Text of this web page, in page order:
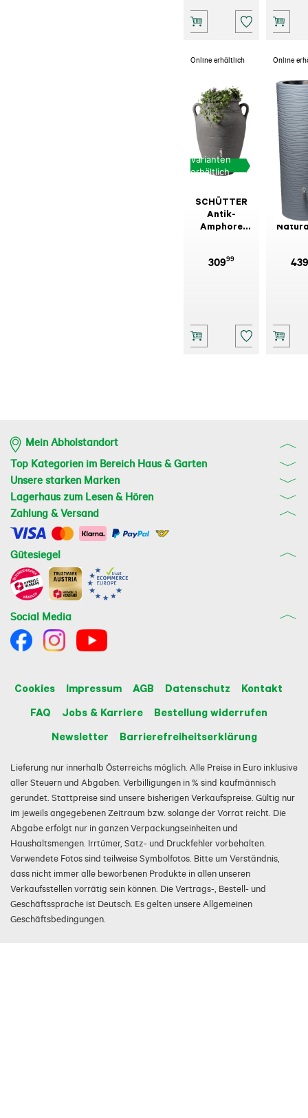
Online erhältlich
Varianten
erhältlich
SCHÜTTER
Antik-
Amphore
30999
Online
439
Mein Abholstandort
Top Kategorien im Bereich Haus & Garten
Unsere starken Marken
Lagerhaus zum Lesen & Hören
Zahlung & Versand
Gütesiegel
Social Media
Cookies Impressum AGB Datenschutz
Kontakt
FAQ
Jobs & Karriere
Bestellung widerrufen
Newsletter
Barrierefreiheitserklärung
Lieferung nur innerhalb Österreichs möglich. Alle Preise in Euro inklusive
aller Steuern und Abgaben. Verbilligungen in % sind kaufmännisch
gerundet. Stattpreise sind unsere bisherigen Verkaufspreise. Gültig nur
im jeweils angegebenen Zeitraum bzw. solange der Vorrat reicht. Die
Abgabe erfolgt nur in ganzen Verpackungseinheiten und
Haushaltsmengen. Irrtümer, Satz- und Druckfehler vorbehalten.
Verwendete Fotos sind teilweise Symbolfotos. Bitte um Verständnis,
dass nicht immer alle beworbenen Produkte in allen unseren
Verkaufsstellen vorrätig sein können. Die Vertrags-, Bestell- und
Geschäftssprache ist Deutsch. Es gelten unsere Allgemeinen
Geschäftsbedingungen.